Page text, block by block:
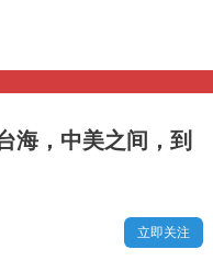
海，中美之间，到
立即关注